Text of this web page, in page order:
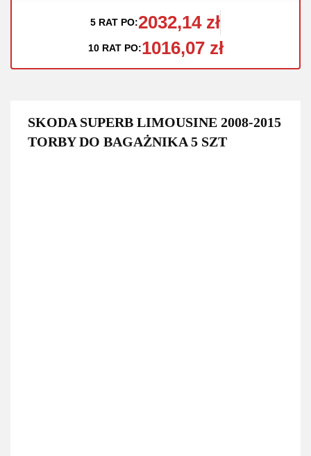
5 RAT PO:2032,14 zł
10 RAT PO:1016,07 zł
SKODA SUPERB LIMOUSINE 2008-2015
TORBY DO BAGAŻNIKA 5 SZT